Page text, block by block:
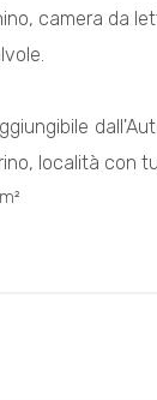
camera da
località